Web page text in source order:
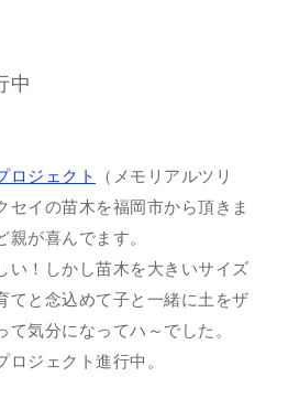
中
ロジェクト
（メモリアルツリ
セイの苗木を福岡市から頂きま
親が喜んでます。
い！しかし苗木を大きいサイズ
てと念込めて子と一緒に土をザ
て気分になってハ～でした。
ジェクト進行中。